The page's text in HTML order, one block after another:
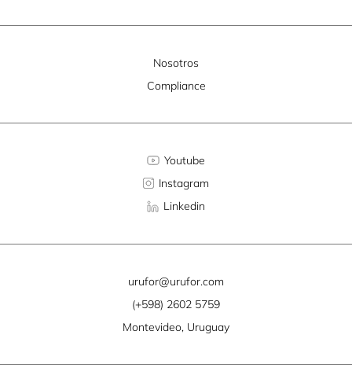
Nosotros
Compliance
Youtube
Instagram
Linkedin
urufor@urufor.com
(+598) 2602 5759
Montevideo, Uruguay